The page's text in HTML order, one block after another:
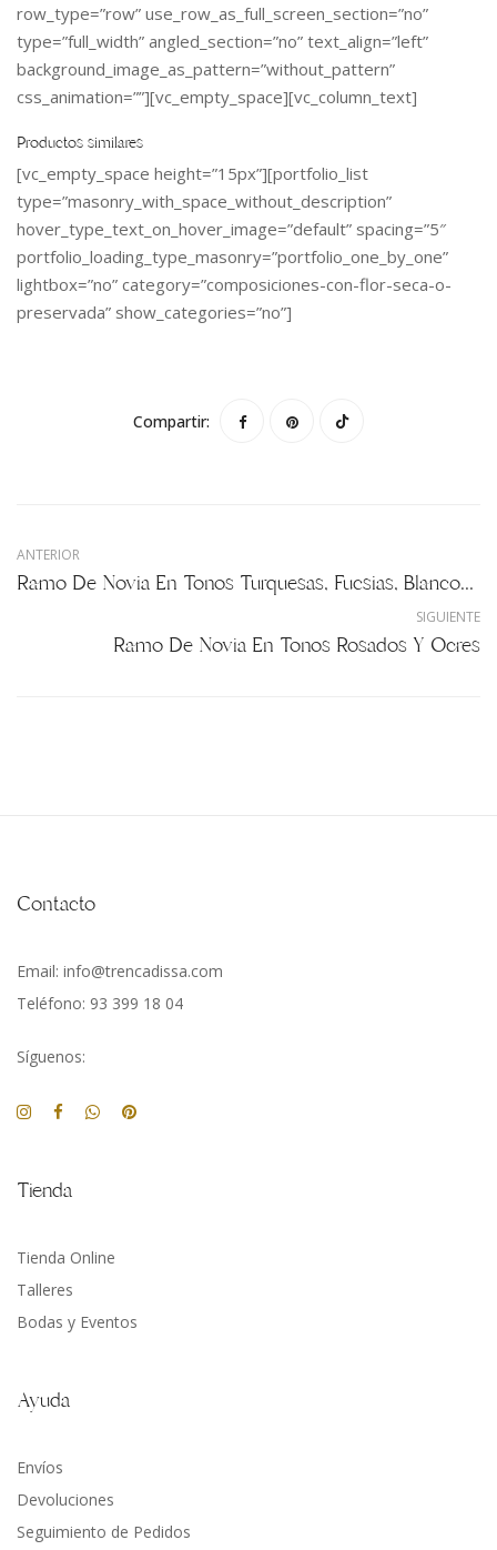
row_type=”row” use_row_as_full_screen_section=”no”
type=”full_width” angled_section=”no” text_align=”left”
background_image_as_pattern=”without_pattern”
css_animation=””][vc_empty_space][vc_column_text]
Productos similares
[vc_empty_space height=”15px”][portfolio_list
type=”masonry_with_space_without_description”
hover_type_text_on_hover_image=”default” spacing=”5″
portfolio_loading_type_masonry=”portfolio_one_by_one”
lightbox=”no” category=”composiciones-con-flor-seca-o-
preservada” show_categories=”no”]
Compartir:
ANTERIOR
Ramo De Novia En Tonos Turquesas, Fucsias, Blancos Y Rosas
SIGUIENTE
Ramo De Novia En Tonos Rosados Y Ocres
Contacto
Email: info@trencadissa.com
Teléfono: 93 399 18 04
Síguenos:
Tienda
Tienda Online
Talleres
Bodas y Eventos
Ayuda
Envíos
Devoluciones
Seguimiento de Pedidos